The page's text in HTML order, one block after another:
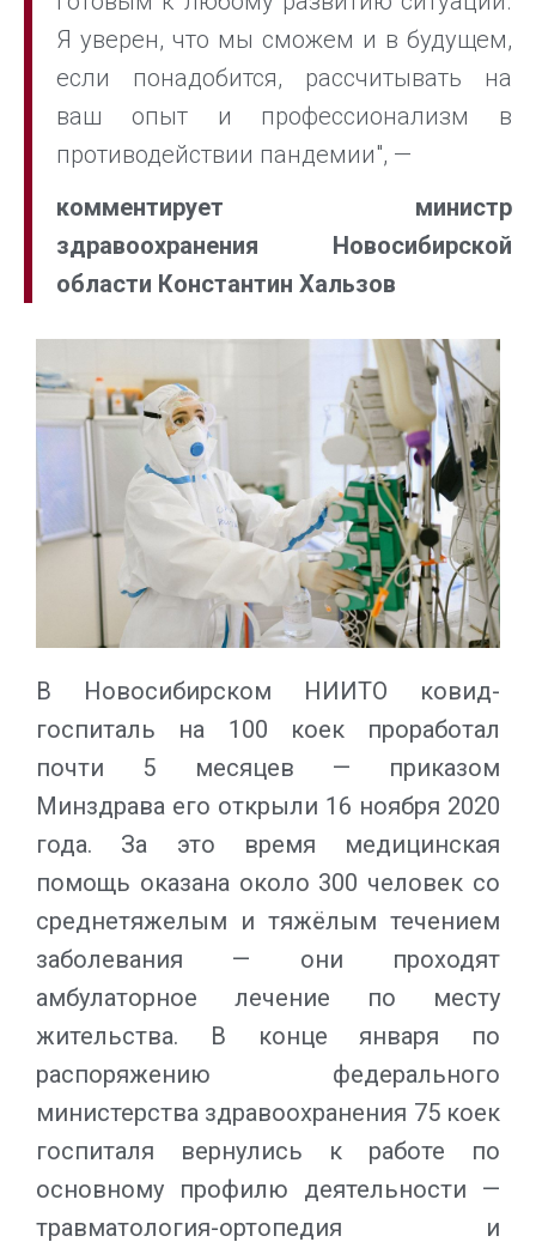
Я уверен, что мы сможем и в будущем,
если понадобится, рассчитывать на
ваш опыт и профессионализм в
противодействии пандемии", —
комментирует министр
здравоохранения Новосибирской
области Константин Хальзов
В Новосибирском НИИТО ковид-
госпиталь на 100 коек проработал
почти 5 месяцев — приказом
Минздрава его открыли 16 ноября 2020
года. За это время медицинская
помощь оказана около 300 человек со
среднетяжелым и тяжёлым течением
заболевания — они проходят
амбулаторное лечение по месту
жительства. В конце января по
распоряжению федерального
министерства здравоохранения 75 коек
госпиталя вернулись к работе по
основному профилю деятельности —
травматология-ортопедия и